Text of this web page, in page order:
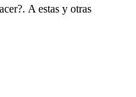
A estas y otras